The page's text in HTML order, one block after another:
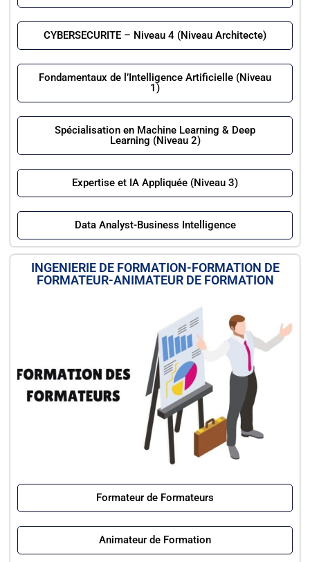
CYBERSECURITE – Niveau 4 (Niveau Architecte)
Fondamentaux de l’Intelligence Artificielle (Niveau
1)
Spécialisation en Machine Learning & Deep
Learning (Niveau 2)
Expertise et IA Appliquée (Niveau 3)
Data Analyst-Business Intelligence
INGENIERIE DE FORMATION-FORMATION DE
FORMATEUR-ANIMATEUR DE FORMATION
Formateur de Formateurs
Animateur de Formation